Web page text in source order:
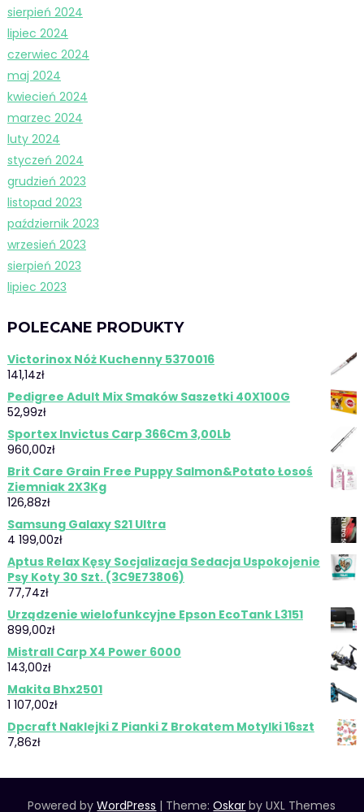
sierpień 2024
lipiec 2024
czerwiec 2024
maj 2024
kwiecień 2024
marzec 2024
luty 2024
styczeń 2024
grudzień 2023
listopad 2023
październik 2023
wrzesień 2023
sierpień 2023
lipiec 2023
POLECANE PRODUKTY
Victorinox Nóż Kuchenny 5370016
141,14zł
Pedigree Adult Mix Smaków Saszetki 40X100G
52,99zł
Sportex Invictus Carp 366Cm 3,00Lb
960,00zł
Brit Care Grain Free Puppy Salmon&Potato Łosoś
Ziemniak 2X3Kg
126,88zł
Samsung Galaxy S21 Ultra
4 199,00zł
Aptus Relax Kęsy Socjalizacja Sedacja Uspokojenie
Psy Koty 30 Szt. (3C9E73806)
77,74zł
Urządzenie wielofunkcyjne Epson EcoTank L3151
899,00zł
Mistrall Carp X4 Power 6000
143,00zł
Makita Bhx2501
1 107,00zł
Dpcraft Naklejki Z Pianki Z Brokatem Motylki 16szt
7,86zł
Powered byWordPress | Theme:Oskar by UXL Themes